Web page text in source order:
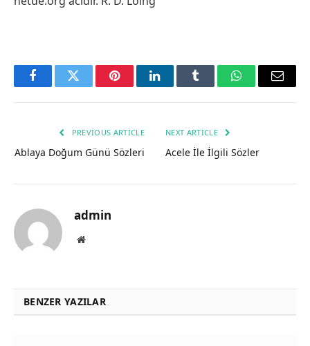
FacebookTwitter PinterestLinkedInTumblr WhatsAppEmail
PREVIOUS ARTICLE
Ablaya Doğum Günü Sözleri
NEXT ARTICLE
Acele İle İlgili Sözler
admin
Website
BENZER YAZILAR